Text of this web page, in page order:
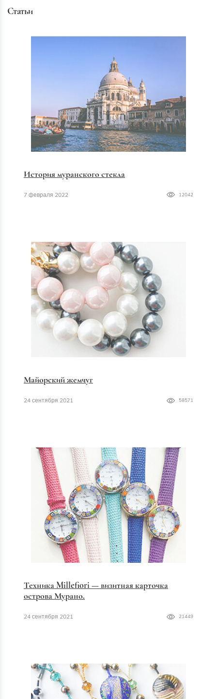
Статьи
История муранского стекла
7 февраля 2022 12042
Майорский жемчуг
24 сентября 2021 58571
Техника Millefiori — визитная карточка
острова Мурано.
24 сентября 2021 21449